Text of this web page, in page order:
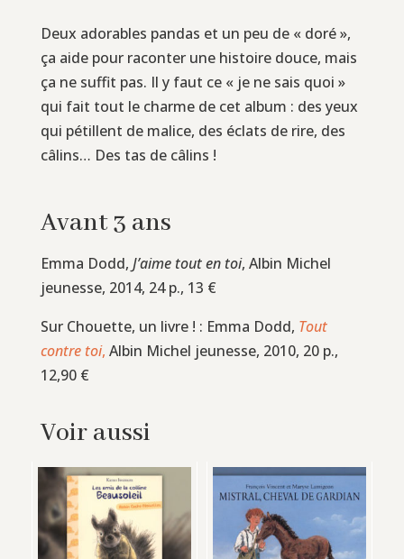
Deux adorables pandas et un peu de « doré »,
ça aide pour raconter une histoire douce, mais
ça ne suffit pas. Il y faut ce « je ne sais quoi »
qui fait tout le charme de cet album : des yeux
qui pétillent de malice, des éclats de rire, des
câlins… Des tas de câlins !
Avant 3 ans
Emma Dodd, J’aime tout en toi, Albin Michel
jeunesse, 2014, 24 p., 13 €
Sur Chouette, un livre ! : Emma Dodd, Tout
contre toi, Albin Michel jeunesse, 2010, 20 p.,
12,90 €
Voir aussi